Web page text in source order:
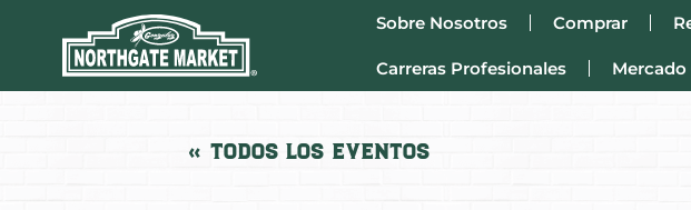
Sobre Nosotros Comprar
Carreras Profesionales Mercado
« Todos los Eventos